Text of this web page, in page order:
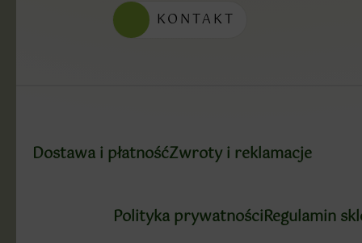
KONTAKT
Dostawa i płatnośćZwroty i reklamacje
Polityka prywatnościRegulamin